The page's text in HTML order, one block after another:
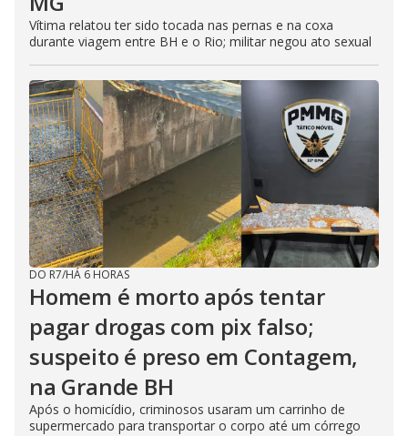
Vítima relatou ter sido tocada nas pernas e na coxa
durante viagem entre BH e o Rio; militar negou ato sexual
DO R7/HÁ 6 HORAS
Homem é morto após tentar
pagar drogas com pix falso;
suspeito é preso em Contagem,
na Grande BH
Após o homicídio, criminosos usaram um carrinho de
supermercado para transportar o corpo até um córrego